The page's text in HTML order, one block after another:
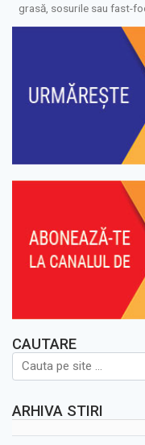
grasă, sosurile sau fast-
CAUTARE
ARHIVA STIRI